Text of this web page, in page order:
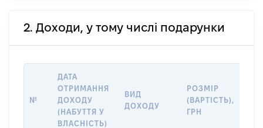
2. Доходи, у тому числі подарунки
№
ДАТА
ОТРИМАННЯ
ДОХОДУ
(НАБУТТЯ У
ВЛАСНІСТЬ)
ВИД
ДОХОДУ
РОЗМІР
(ВАРТІСТЬ),
ГРН